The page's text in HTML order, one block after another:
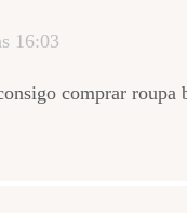
16:03
comprar roupa